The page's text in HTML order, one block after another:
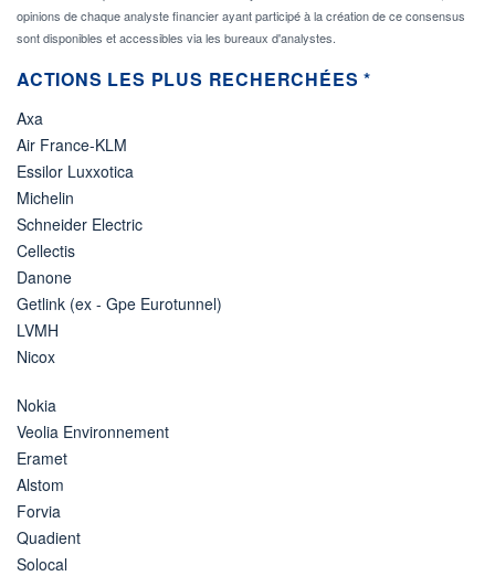
opinions de chaque analyste financier ayant participé à la création de ce consensus
sont disponibles et accessibles via les bureaux d'analystes.
ACTIONS LES PLUS RECHERCHÉES *
Axa
Air France-KLM
Essilor Luxxotica
Michelin
Schneider Electric
Cellectis
Danone
Getlink (ex - Gpe Eurotunnel)
LVMH
Nicox
Nokia
Veolia Environnement
Eramet
Alstom
Forvia
Quadient
Solocal